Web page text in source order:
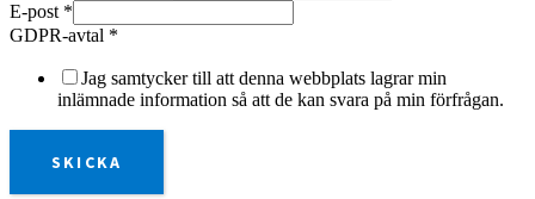
E-post *
GDPR-avtal *
Jag samtycker till att denna webbplats lagrar min
inlämnade information så att de kan svara på min förfrågan.
SKICKA